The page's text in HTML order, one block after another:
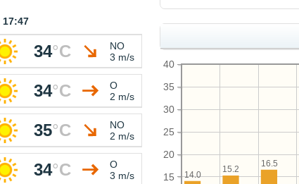
15
20
25
30
35
40
16.5
15.2
14.0
17:47
34°C
NO
3 m/s
34°C
O
2 m/s
35°C
NO
2 m/s
34°C
O
3 m/s